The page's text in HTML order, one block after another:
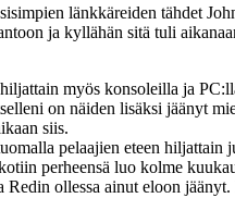
länkkäreiden tähdet
ja kyllähän sitä tuli
myös konsoleilla ja
on näiden lisäksi jäänyt
siis.
pelaajien eteen
perheensä luo kolme
ollessa ainut eloon